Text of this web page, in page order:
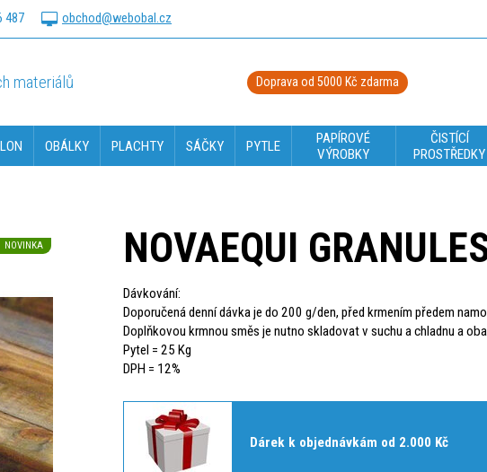
487 obchod@webobal.cz
materiálů Doprava od 5000 Kč zdarma
OBÁLKY PLACHTY SÁČKY PYTLE
PAPÍROVÉ
VÝROBKY
ČISTÍCÍ
PROSTŘEDKY
NOVINKA NOVAEQUI
Dávkování:
Doporučená denní dávka je do 200 g/den, před krmením předem
Doplňkovou krmnou směs je nutno skladovat v suchu a chladnu a
Pytel = 25 Kg
DPH = 12%
Dárek k objednávkám od 2.000 Kč